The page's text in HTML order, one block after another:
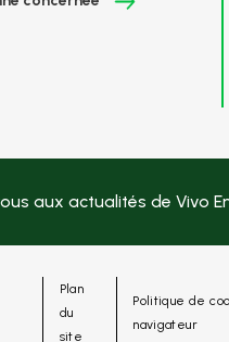
aux actualités de Vivo
Plan
du
site
Politique de
navigateur